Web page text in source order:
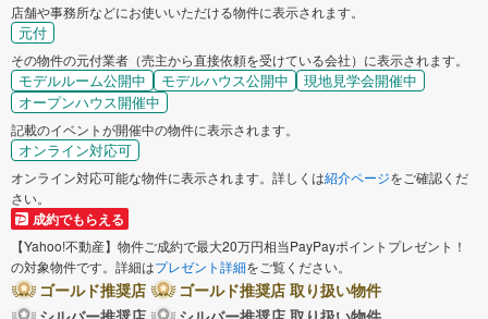
店舗や事務所などにお使いいただける物件に表示されます。
元付
その物件の元付業者（売主から直接依頼を受けている会社）に表示されます。
モデルルーム公開中 モデルハウス公開中
現地見学会開催中
オープンハウス開催中
記載のイベントが開催中の物件に表示されます。
オンライン対応可
オンライン対応可能な物件に表示されます。詳しくは紹介ページをご確認くだ
さい。
成約でもらえる
【Yahoo!不動産】物件ご成約で最大20万円相当PayPayポイントプレゼント！
の対象物件です。詳細はプレゼント詳細をご覧ください。
ゴールド推奨店
ゴールド推奨店 取り扱い物件